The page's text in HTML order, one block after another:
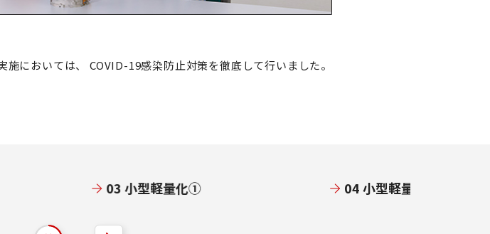
においては、 COVID-19感染防止対策を徹底して行いました。
03 小型軽量化① 04 小型軽量化②